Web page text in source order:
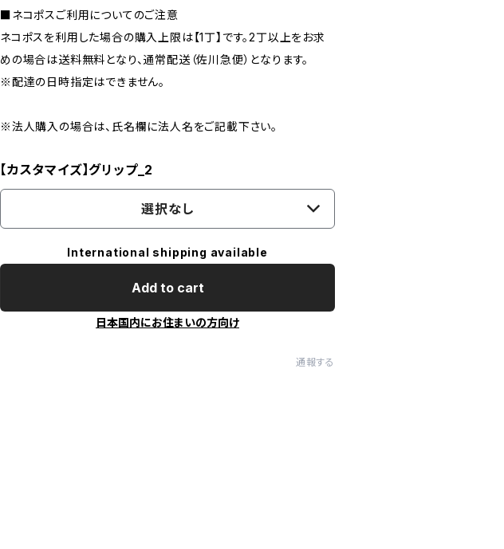
■ネコポスご利用についてのご注意
ネコポスを利用した場合の購入上限は【1丁】です。2丁以上をお求
めの場合は送料無料となり、通常配送（佐川急便）となります。
※配達の日時指定はできません。
※法人購入の場合は、氏名欄に法人名をご記載下さい。
【カスタマイズ】グリップ_2
選択なし
International shipping available
Add to cart
日本国内にお住まいの方向け
通報する